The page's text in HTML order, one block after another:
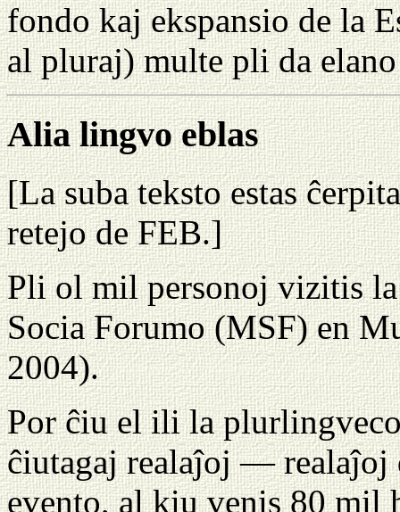
fondo kaj ekspansio de la
al pluraj) multe pli da
Alia lingvo eblas
[La suba teksto estas
retejo de FEB.]
Pli ol mil personoj vizitis
Socia Forumo (MSF) en
2004).
Por ĉiu el ili la
ĉiutagaj realaĵoj — realaĵoj
evento, al kiu venis 80 mil